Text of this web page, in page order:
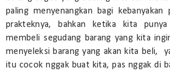
paling menyenangkan bagi kebanyakan
prakteknya, bahkan ketika kita
membeli segudang barang yang kita
menyeleksi barang yang akan kita beli,
itu cocok nggak buat kita, pas nggak di